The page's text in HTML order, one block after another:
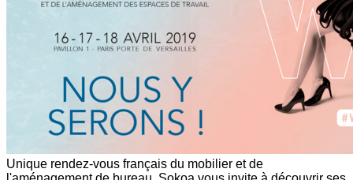
Unique rendez-vous français du mobilier et de